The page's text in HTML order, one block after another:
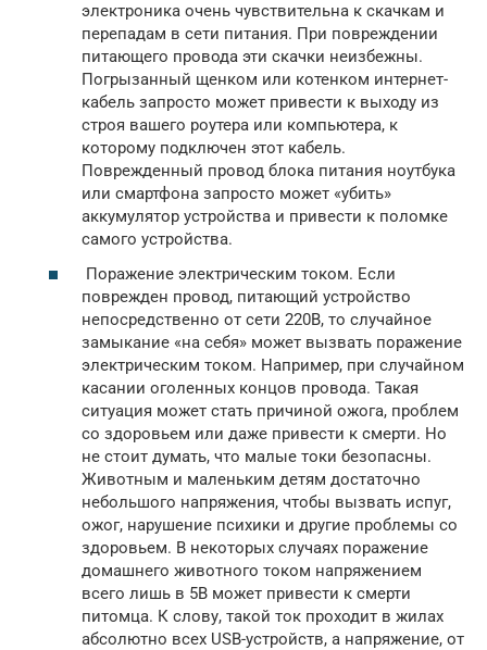
электроника очень чувствительна к скачкам и
перепадам в сети питания. При повреждении
питающего провода эти скачки неизбежны.
Погрызанный щенком или котенком интернет-
кабель запросто может привести к выходу из
строя вашего роутера или компьютера, к
которому подключен этот кабель.
Поврежденный провод блока питания ноутбука
или смартфона запросто может «убить»
аккумулятор устройства и привести к поломке
самого устройства.
Поражение электрическим током. Если
поврежден провод, питающий устройство
непосредственно от сети 220В, то случайное
замыкание «на себя» может вызвать поражение
электрическим током. Например, при случайном
касании оголенных концов провода. Такая
ситуация может стать причиной ожога, проблем
со здоровьем или даже привести к смерти. Но
не стоит думать, что малые токи безопасны.
Животным и маленьким детям достаточно
небольшого напряжения, чтобы вызвать испуг,
ожог, нарушение психики и другие проблемы со
здоровьем. В некоторых случаях поражение
домашнего животного током напряжением
всего лишь в 5В может привести к смерти
питомца. К слову, такой ток проходит в жилах
абсолютно всех USB-устройств, а напряжение, от